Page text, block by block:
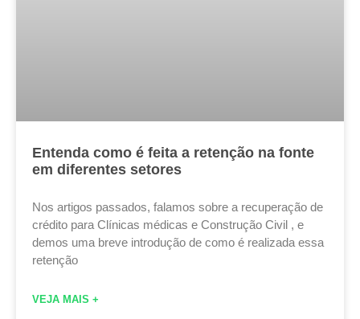
Entenda como é feita a retenção na fonte
em diferentes setores
Nos artigos passados, falamos sobre a recuperação de
crédito para Clínicas médicas e Construção Civil , e
demos uma breve introdução de como é realizada essa
retenção
VEJA MAIS +